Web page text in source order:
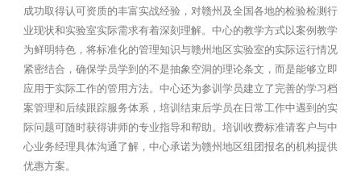
成功取得认可资质的丰富实战经验，对赣州及全国各地的检验检测行
业现状和实验室实际需求有着深刻理解。中心的教学方式以案例教学
为鲜明特色，将标准化的管理知识与赣州地区实验室的实际运行情况
紧密结合，确保学员学到的不是抽象空洞的理论条文，而是能够立即
应用于实际工作的管用方法。中心还为参训学员建立了完善的学习档
案管理和后续跟踪服务体系，培训结束后学员在日常工作中遇到的实
际问题可随时获得讲师的专业指导和帮助。培训收费标准请客户与中
心业务经理具体沟通了解，中心承诺为赣州地区组团报名的机构提供
优惠方案。